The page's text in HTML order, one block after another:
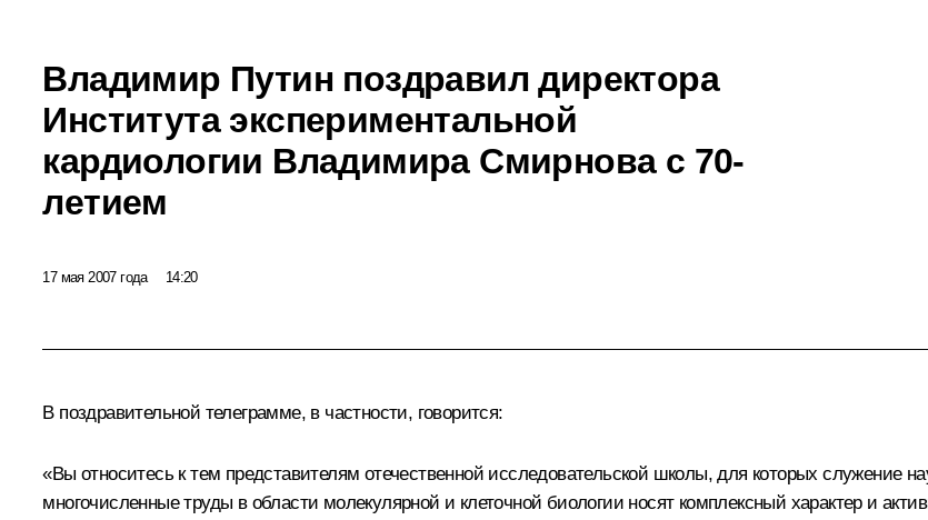
Владимир Путин поздравил директора
Института экспериментальной
кардиологии Владимира Смирнова с 70-
летием
17 мая 2007 года 14:20
В поздравительной телеграмме, в частности, говорится:
«Вы относитесь к тем представителям отечественной исследовательской школы, для которых
многочисленные труды в области молекулярной и клеточной биологии носят комплексный характер и